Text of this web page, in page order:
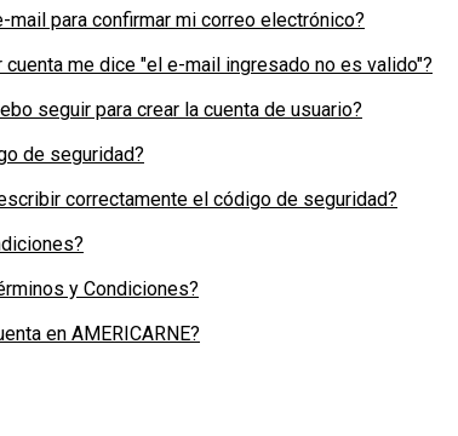
mail para confirmar mi correo electrónico?
me dice "el e-mail ingresado no es valido"?
seguir para crear la cuenta de usuario?
de seguridad?
correctamente el código de seguridad?
y Condiciones?
en AMERICARNE?